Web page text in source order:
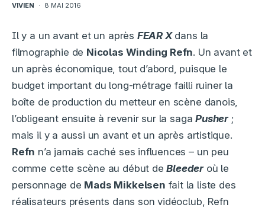
VIVIEN · 8 MAI 2016
Il y a un avant et un après FEAR Xdans la
filmographie de Nicolas Winding Refn. Un avant et
un après économique, tout d’abord, puisque le
budget important du long-métrage failli ruiner la
boîte de production du metteur en scène danois,
l’obligeant ensuite à revenir sur la sagaPusher;
mais il y a aussi un avant et un après artistique.
Refn n’a jamais caché ses influences – un peu
comme cette scène au début deBleederoù le
personnage de Mads Mikkelsen fait la liste des
réalisateurs présents dans son vidéoclub, Refn